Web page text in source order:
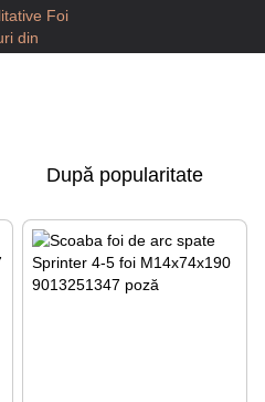
După popularitate